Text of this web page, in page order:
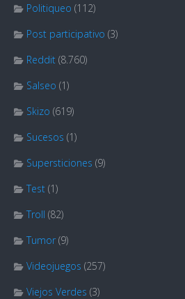
Politiqueo (112)
Post participativo (3)
Reddit (8.760)
Salseo (1)
Skizo (619)
Sucesos (1)
Supersticiones (9)
Test (1)
Troll (82)
Tumor (9)
Videojuegos (257)
Viejos Verdes (3)